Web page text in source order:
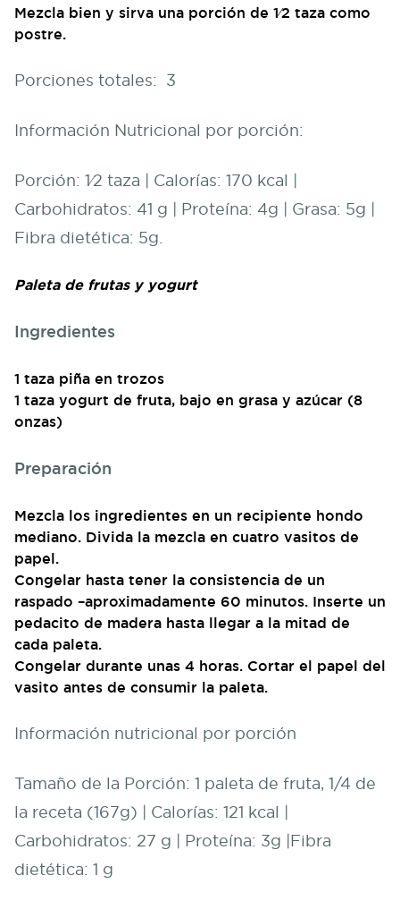
Mezcla bien y sirva una porción de 1⁄2 taza como
postre.
Porciones totales: 3
Información Nutricional por porción:
Porción: 1⁄2 taza | Calorías: 170 kcal |
Carbohidratos: 41 g | Proteína: 4g | Grasa: 5g |
Fibra dietética: 5g.
Paleta de frutas y yogurt
Ingredientes
1 taza piña en trozos
1 taza yogurt de fruta, bajo en grasa y azúcar (8
onzas)
Preparación
Mezcla los ingredientes en un recipiente hondo
mediano. Divida la mezcla en cuatro vasitos de
papel.
Congelar hasta tener la consistencia de un
raspado –aproximadamente 60 minutos. Inserte un
pedacito de madera hasta llegar a la mitad de
cada paleta.
Congelar durante unas 4 horas. Cortar el papel del
vasito antes de consumir la paleta.
Información nutricional por porción
Tamaño de la Porción: 1 paleta de fruta, 1/4 de
la receta (167g) | Calorías: 121 kcal |
Carbohidratos: 27 g | Proteína: 3g |Fibra
dietética: 1 g